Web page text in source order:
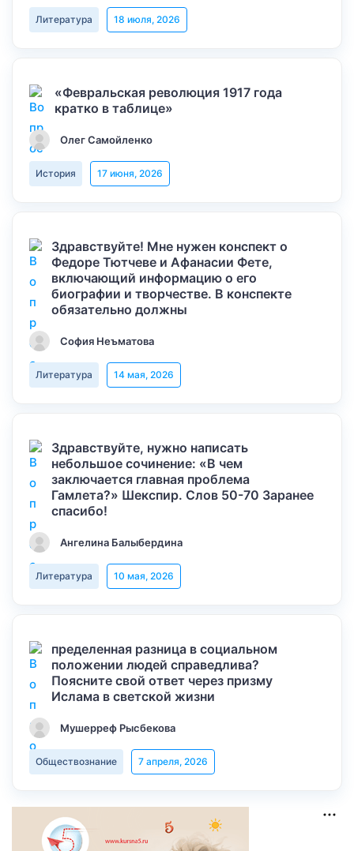
Литература 18 июля, 2026
«Февральская революция 1917 года
кратко в таблице»
Олег Самойленко
История 17 июня, 2026
Здравствуйте! Мне нужен конспект о
Федоре Тютчеве и Афанасии Фете,
включающий информацию о его
биографии и творчестве. В конспекте
обязательно должны
София Неъматова
Литература 14 мая, 2026
Здравствуйте, нужно написать
небольшое сочинение: «В чем
заключается главная проблема
Гамлета?» Шекспир. Слов 50-70 Заранее
спасибо!
Ангелина Балыбердина
Литература 10 мая, 2026
пределенная разница в социальном
положении людей справедлива?
Поясните свой ответ через призму
Ислама в светской жизни
Мушерреф Рысбекова
Обществознание 7 апреля, 2026